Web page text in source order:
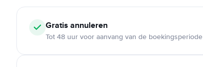
Gratis annuleren
Tot 48 uur voor aanvang van de boekingsperiode